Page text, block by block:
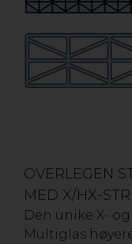
OVERLEGEN
MED X/HX-
Den unike X-
Multiglas